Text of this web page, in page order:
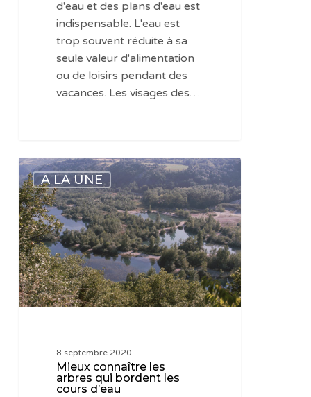
d'eau et des plans d'eau est
indispensable. L'eau est
trop souvent réduite à sa
seule valeur d'alimentation
ou de loisirs pendant des
vacances. Les visages des…
Mieux
connaître
les
arbres
qui
bordent
les
cours
d’eau
A LA UNE
8 septembre 2020
Mieux connaître les
arbres qui bordent les
cours d’eau